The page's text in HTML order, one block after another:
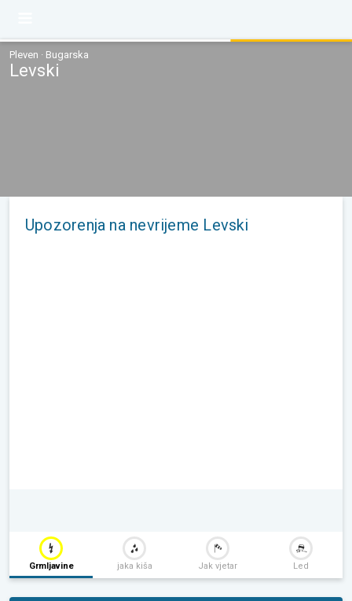
Pleven · Bugarska
Levski
Upozorenja na nevrijeme Levski
Grmljavine jaka kiša Jak vjetar Led